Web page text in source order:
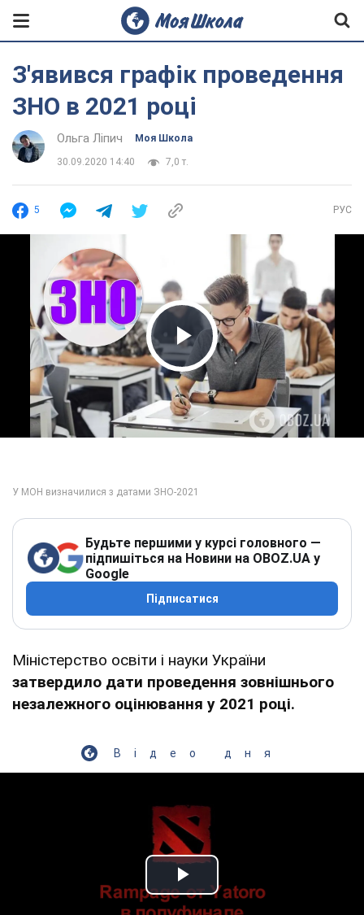
З'явився графік проведення
ЗНО в 2021 році
Ольга Ліпич Моя Школа
30.09.2020 14:40 7,0 т.
5 РУС
Play Video
Будьте першими у курсі головного —
підпишіться на Новини на OBOZ.UA у
Google
Підписатися
Міністерство освіти і науки України
затвердило дати проведення зовнішнього
незалежного оцінювання у 2021 році.
Відео дня
Play Video